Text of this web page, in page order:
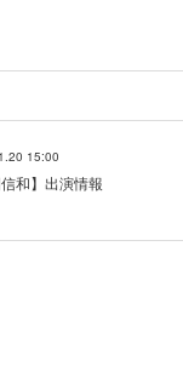
15:00
信和】出演情報